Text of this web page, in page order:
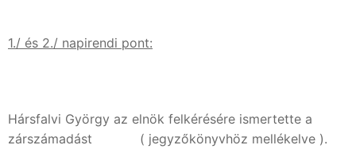
1./ és 2./ napirendi pont:
Hársfalvi György az elnök felkérésére ismertette a
zárszámadást ( jegyzőkönyvhöz mellékelve ).